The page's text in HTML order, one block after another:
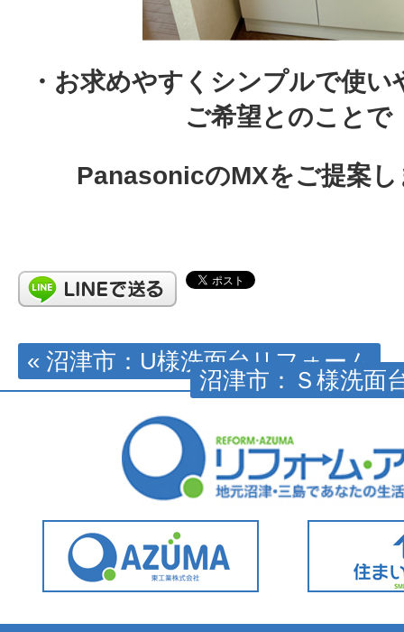
・お求めやすくシンプルで使
ご希望とのことで
PanasonicのMXをご提案し
« 沼津市：U様洗面台リフォーム
沼津市：Ｓ様洗面